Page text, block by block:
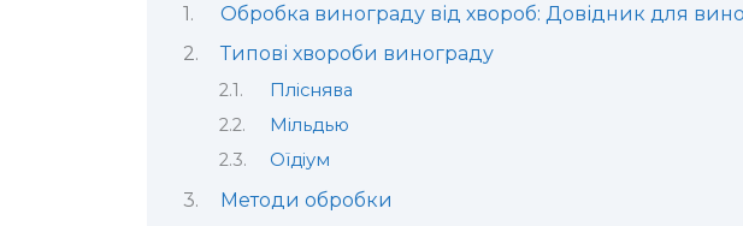
Обробка винограду від хвороб: Довідник для
Типові хвороби винограду
Пліснява
Мільдью
Оїдіум
Методи обробки